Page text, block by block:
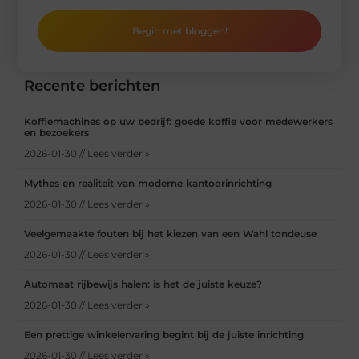
Recente berichten
Koffiemachines op uw bedrijf: goede koffie voor medewerkers
en bezoekers
2026-01-30 // Lees verder »
Mythes en realiteit van moderne kantoorinrichting
2026-01-30 // Lees verder »
Veelgemaakte fouten bij het kiezen van een Wahl tondeuse
2026-01-30 // Lees verder »
Automaat rijbewijs halen: is het de juiste keuze?
2026-01-30 // Lees verder »
Een prettige winkelervaring begint bij de juiste inrichting
2026-01-30 // Lees verder »
Begin met bloggen!